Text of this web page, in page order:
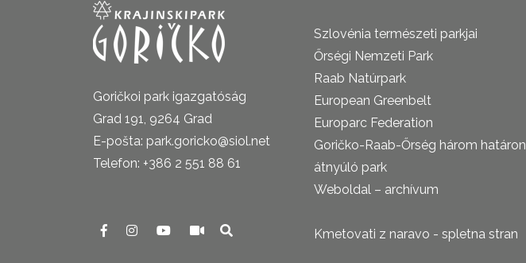
Goričkoi park igazgatóság
Grad 191, 9264 Grad
E-pošta: park.goricko@siol.net
Telefon: +386 2 551 88 61
Szlovénia természeti parkjai
Őrségi Nemzeti Park
Raab Natúrpark
European Greenbelt
Europarc Federation
Goričko-Raab-Őrség három határon
átnyúló park
Weboldal – archívum
Kmetovati z naravo - spletna stran